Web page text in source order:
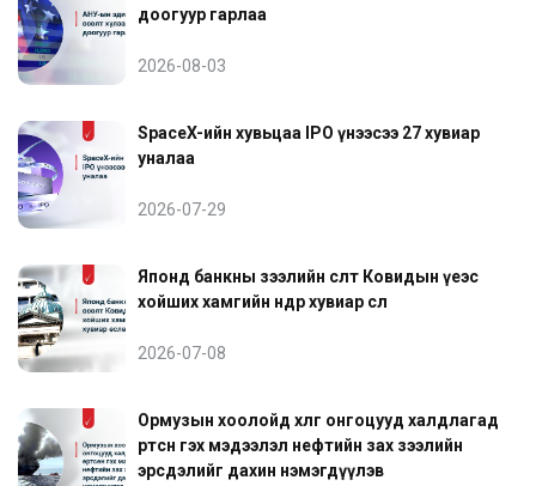
доогуур гарлаа
2026-08-03
SpaceX-ийн хувьцаа IPO үнээсээ 27 хувиар
уналаа
2026-07-29
Японд банкны зээлийн өсөлт Ковидын үеэс
хойших хамгийн өндөр хувиар өслөө
2026-07-08
Ормузын хоолойд хөлөг онгоцууд халдлагад
өртсөн гэх мэдээлэл нефтийн зах зээлийн
эрсдэлийг дахин нэмэгдүүлэв